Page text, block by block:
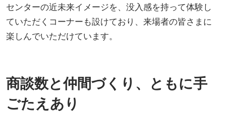
センターの近未来イメージを、没入感を持って体験し
ていただくコーナーも設けており、来場者の皆さまに
楽しんでいただけています。
商談数と仲間づくり、ともに手
ごたえあり